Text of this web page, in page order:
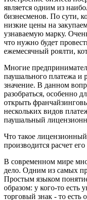
является одним из
бизнесменов. По сути,
низкие цены на
узнаваемую марку.
что нужно будет
ежемесячный роялти,
Многие
паушального платежа и
значение. В данном
разобраться, особенно
открыть
нескольких видов
паушальный
Что такое
производится расчет
В современном мире
дело. Одним из самых
Простым языком
образом: у кого-то есть
торговый знак - то есть